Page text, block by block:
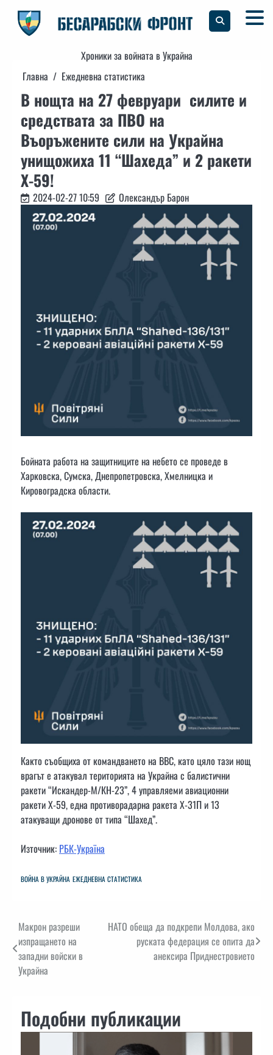
content
Хроники за войната в Украйна
Главна
Ежедневна статистика
В нощта на 27 февруари силите и
средствата за ПВО на
Въоръжените сили на Украйна
унищожиха 11 “Шахеда” и 2 ракети
Х-59!
2024-02-27 10:59 Олександър Барон
Бойната работа на защитниците на небето се проведе в
Харковска, Сумска, Днепропетровска, Хмелницка и
Кировоградска области.
Както съобщиха от командването на ВВС, като цяло тази нощ
врагът е атакувал територията на Украйна с балистични
ракети “Искандер-М/КН-23”, 4 управляеми авиационни
ракети Х-59, една противорадарна ракета Х-31П и 13
атакуващи дронове от типа “Шахед”.
Източник: РБК-Україна
ВОЙНА В УКРАЙНА ЕЖЕДНЕВНА СТАТИСТИКА
Навигация
Макрон разреши
изпращането на
западни войски в
Украйна
НАТО обеща да подкрепи Молдова, ако
руската федерация се опита да
анексира Приднестровието
Подобни публикации